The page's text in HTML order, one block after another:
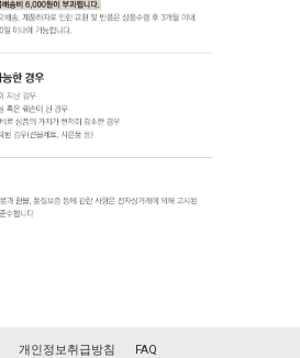
개인정보취급방침 FAQ